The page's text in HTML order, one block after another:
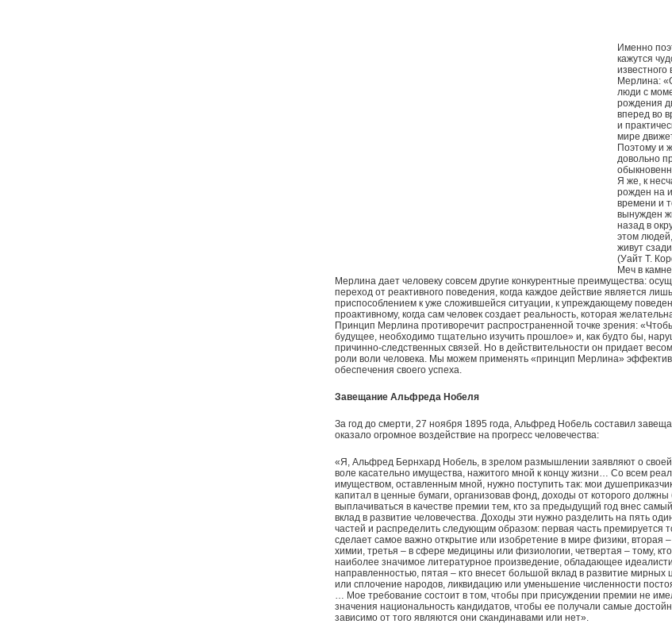
Именно
кажутся
Мерлина:
люди с
рождения
вперед во
и
мире
Поэтому и
довольно
Я же, к
рожден на
времени и
вынужден
назад в
этом
живут
(Уайт Т.
Меч в
Мерлина дает человеку совсем другие конкурентные преимущества:
переход от реактивного поведения, когда каждое действие является лишь
приспособлением к уже сложившейся ситуации, к упреждающему
проактивному, когда сам человек создает реальность, которая
Принцип Мерлина противоречит распространенной точке зрения:
будущее, необходимо тщательно изучить прошлое» и, как будто бы,
причинно-следственных связей. Но в действительности он придает
роли воли человека. Мы можем применять «принцип Мерлина»
обеспечения своего успеха.
Завещание Альфреда Нобеля
За год до смерти, 27 ноября 1895 года, Альфред Нобель составил
оказало огромное воздействие на прогресс человечества:
«Я, Альфред Бернхард Нобель, в зрелом размышлении заявляют о
воле касательно имущества, нажитого мной к концу жизни… Со всем
имуществом, оставленным мной, нужно поступить так: мои
капитал в ценные бумаги, организовав фонд, доходы от которого должны
выплачиваться в качестве премии тем, кто за предыдущий год внес
вклад в развитие человечества. Доходы эти нужно разделить на пять
частей и распределить следующим образом: первая часть премируется
сделает самое важно открытие или изобретение в мире физики, вторая –
химии, третья – в сфере медицины или физиологии, четвертая – тому,
наиболее значимое литературное произведение, обладающее
направленностью, пятая – кто внесет большой вклад в развитие мирных
или сплочение народов, ликвидацию или уменьшение численности
… Мое требование состоит в том, чтобы при присуждении премии не
значения национальность кандидатов, чтобы ее получали самые
зависимо от того являются они скандинавами или нет».